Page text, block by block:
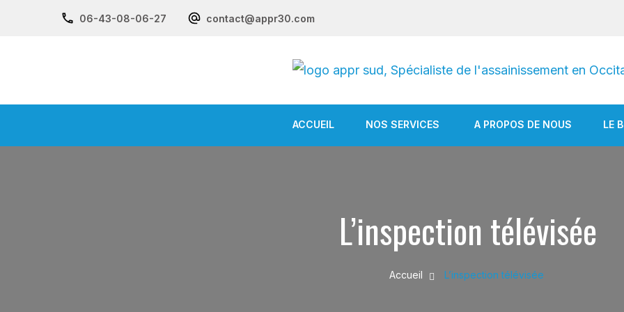
06-43-08-06-27 contact@appr30.com
APPR sud
Spécialiste de l'assainissement en Occitanie
ACCUEIL NOS SERVICES A PROPOS DE NOUS LE
L’inspection télévisée
Accueil L’inspection télévisée